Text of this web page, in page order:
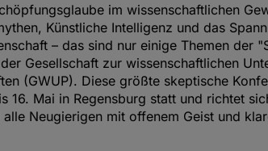
im wissenschaftlichen
Künstliche Intelligenz und das
– das sind nur einige Themen der
Gesellschaft zur wissenschaftlichen
(GWUP). Diese größte skeptische
16. Mai in Regensburg statt und richtet
Neugierigen mit offenem Geist und